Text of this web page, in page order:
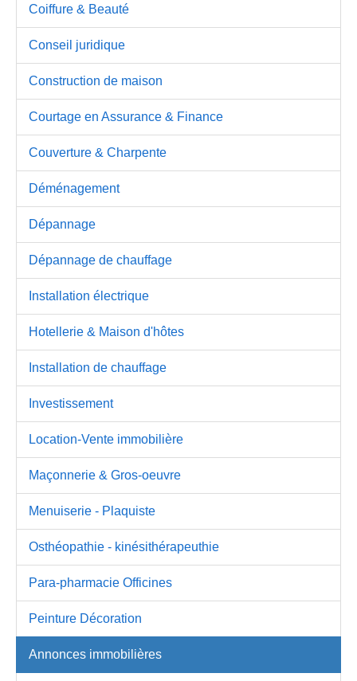
Coiffure & Beauté
Conseil juridique
Construction de maison
Courtage en Assurance & Finance
Couverture & Charpente
Déménagement
Dépannage
Dépannage de chauffage
Installation électrique
Hotellerie & Maison d'hôtes
Installation de chauffage
Investissement
Location-Vente immobilière
Maçonnerie & Gros-oeuvre
Menuiserie - Plaquiste
Osthéopathie - kinésithérapeuthie
Para-pharmacie Officines
Peinture Décoration
Annonces immobilières